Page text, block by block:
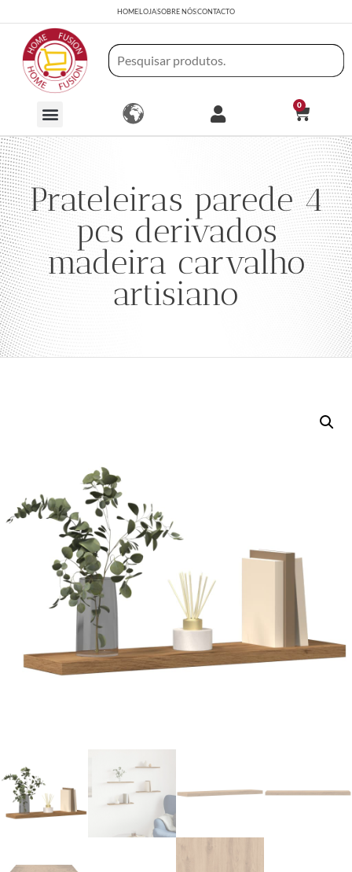
HOMELOJASOBRE NÓSCONTACTO
0
Prateleiras parede 4
pcs derivados
madeira carvalho
artisiano